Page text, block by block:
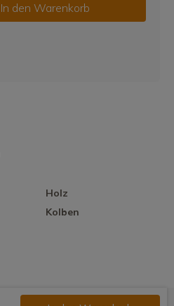
In den Warenkorb
Holz
Kolben